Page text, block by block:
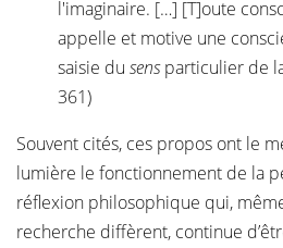
l'imaginaire. […] [T]oute
appelle et motive une
saisie du sensparticulier de
361)
Souvent cités, ces propos ont le
lumière le fonctionnement de la
réflexion philosophique qui,
recherche diffèrent, continue